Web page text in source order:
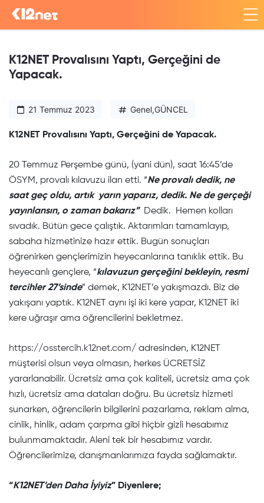
K12NET Provalısını Yaptı, Gerçeğini de
Yapacak.
21 Temmuz 2023 Genel,GÜNCEL
K12NET Provalısını Yaptı, Gerçeğini de Yapacak.
20 Temmuz Perşembe günü, (yani dün), saat 16:45’de
ÖSYM, provalı kılavuzu ilan etti. “Ne provalı dedik, ne
saat geç oldu, artık yarın yaparız, dedik. Ne de gerçeği
yayınlansın, o zaman bakarız” Dedik. Hemen kolları
sıvadık. Bütün gece çalıştık. Aktarımları tamamlayıp,
sabaha hizmetinize hazır ettik. Bugün sonuçları
öğrenirken gençlerimizin heyecanlarına tanıklık ettik. Bu
heyecanlı gençlere, “kılavuzun gerçeğini bekleyin, resmi
tercihler 27’sinde” demek, K12NET’e yakışmazdı. Biz de
yakışanı yaptık. K12NET aynı işi iki kere yapar, K12NET iki
kere uğraşır ama öğrencilerini bekletmez.
https://osstercih.k12net.com/ adresinden, K12NET
müşterisi olsun veya olmasın, herkes ÜCRETSİZ
yararlanabilir. Ücretsiz ama çok kaliteli, ücretsiz ama çok
hızlı, ücretsiz ama dataları doğru. Bu ücretsiz hizmeti
sunarken, öğrencilerin bilgilerini pazarlama, reklam alma,
cinlik, hinlik, adam çarpma gibi hiçbir gizli hesabımız
bulunmamaktadır. Aleni tek bir hesabımız vardır.
Öğrencilerimize, danışmanlarımıza fayda sağlamaktır.
“K12NET’den Daha İyiyiz” Diyenlere;